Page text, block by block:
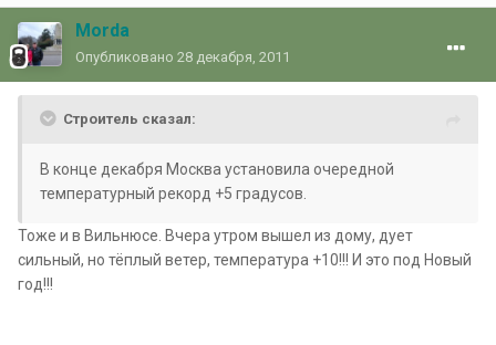
Morda
Опубликовано 28 декабря, 2011
Строитель сказал:
В конце декабря Москва установила очередной
температурный рекорд +5 градусов.
Тоже и в Вильнюсе. Вчера утром вышел из дому, дует
сильный, но тёплый ветер, температура +10!!! И это под Новый
год!!!